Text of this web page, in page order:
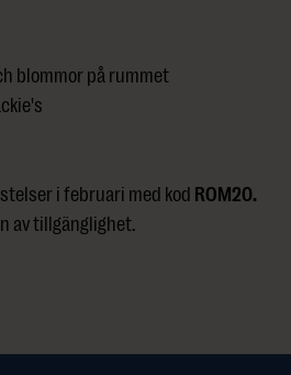
blommor på rummet
i februari med kod ROM20.
av tillgänglighet.